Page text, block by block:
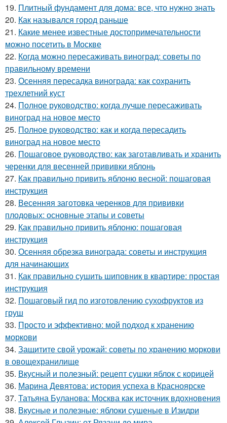
19. Плитный фундамент для дома: все, что нужно знать
20. Как назывался город раньше
21. Какие менее известные достопримечательности
можно посетить в Москве
22. Когда можно пересаживать виноград: советы по
правильному времени
23. Осенняя пересадка винограда: как сохранить
трехлетний куст
24. Полное руководство: когда лучше пересаживать
виноград на новое место
25. Полное руководство: как и когда пересадить
виноград на новое место
26. Пошаговое руководство: как заготавливать и хранить
черенки для весенней прививки яблонь
27. Как правильно привить яблоню весной: пошаговая
инструкция
28. Весенняя заготовка черенков для прививки
плодовых: основные этапы и советы
29. Как правильно привить яблоню: пошаговая
инструкция
30. Осенняя обрезка винограда: советы и инструкция
для начинающих
31. Как правильно сушить шиповник в квартире: простая
инструкция
32. Пошаговый гид по изготовлению сухофруктов из
груш
33. Просто и эффективно: мой подход к хранению
моркови
34. Защитите свой урожай: советы по хранению моркови
в овощехранилище
35. Вкусный и полезный: рецепт сушки яблок с корицей
36. Марина Девятова: история успеха в Красноярске
37. Татьяна Буланова: Москва как источник вдохновения
38. Вкусные и полезные: яблоки сушеные в Изидри